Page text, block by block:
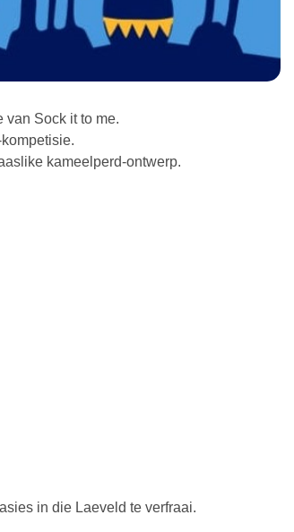
van Sock it to me.
kameelperd-ontwerp.
in die Laeveld te verfraai.